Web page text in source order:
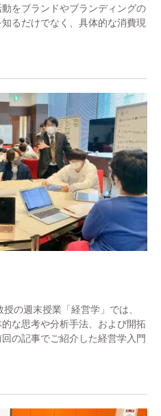
をブランドやブランディングの
るだけでなく、具体的な消費現
の週末授業「経営学」では、
な思考や分析手法、および開拓
の記事でご紹介した経営学入門